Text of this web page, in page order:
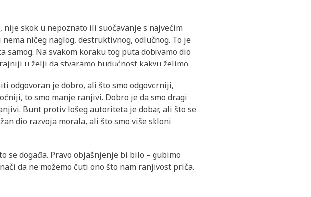
skok u nepoznato ili suočavanje s najvećim
ničeg naglog, destruktivnog, odlučnog. To je
Na svakom koraku tog puta dobivamo dio
u želji da stvaramo budućnost kakvu želimo.
odgovoran je dobro, ali što smo odgovorniji,
to smo manje ranjivi. Dobro je da smo dragi
Bunt protiv lošeg autoriteta je dobar, ali što se
dio razvoja morala, ali što smo više skloni
se događa. Pravo objašnjenje bi bilo – gubimo
da ne možemo čuti ono što nam ranjivost priča.